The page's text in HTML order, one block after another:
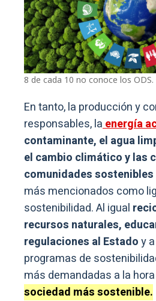
8 de cada 10 no conoce los ODS.
En tanto, la producción y
responsables, laenergía
contaminante, el agua
el cambio climático y las
comunidades sostenibles
más mencionados como
sostenibilidad. Al igual
recursos naturales,
regulaciones al Estadoy
programas de
más demandadas a la
sociedad más sostenible.